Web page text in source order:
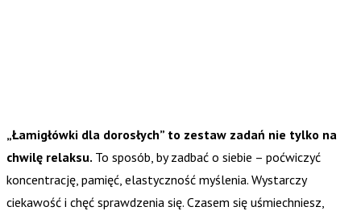
„Łamigłówki dla dorosłych” to zestaw zadań nie tylko na
chwilę relaksu. To sposób, by zadbać o siebie – poćwiczyć
koncentrację, pamięć, elastyczność myślenia. Wystarczy
ciekawość i chęć sprawdzenia się. Czasem się uśmiechniesz,